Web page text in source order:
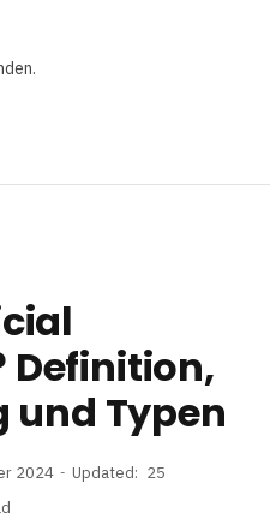
Definition,
und Typen
2024 Updated: 25